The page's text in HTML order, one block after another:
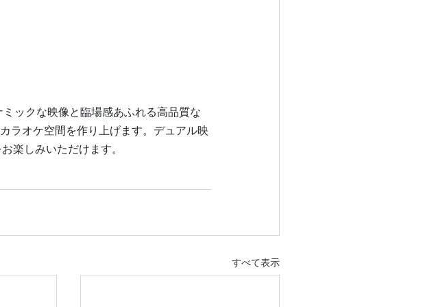
ミックな映像と臨場感あふれる高品質な
ラオケ空間を作り上げます。デュアル映
楽しみいただけます。
すべて表示